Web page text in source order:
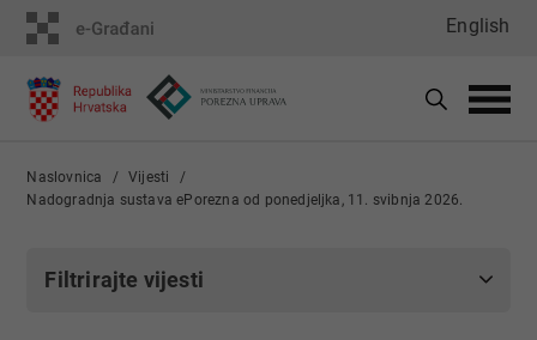
English
Naslovnica
Vijesti
Nadogradnja sustava ePorezna od ponedjeljka, 11. svibnja 2026.
Filtrirajte vijesti